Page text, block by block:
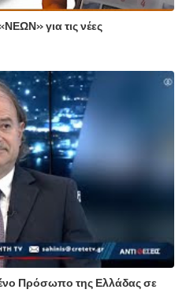
για τις νέες
Πρόσωπο της Ελλάδας σε